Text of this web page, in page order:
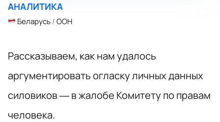
АНАЛИТИКА
Беларусь/ООН
Рассказываем, как нам удалось
аргументировать огласку личных данных
силовиков — в жалобе Комитету по правам
человека.